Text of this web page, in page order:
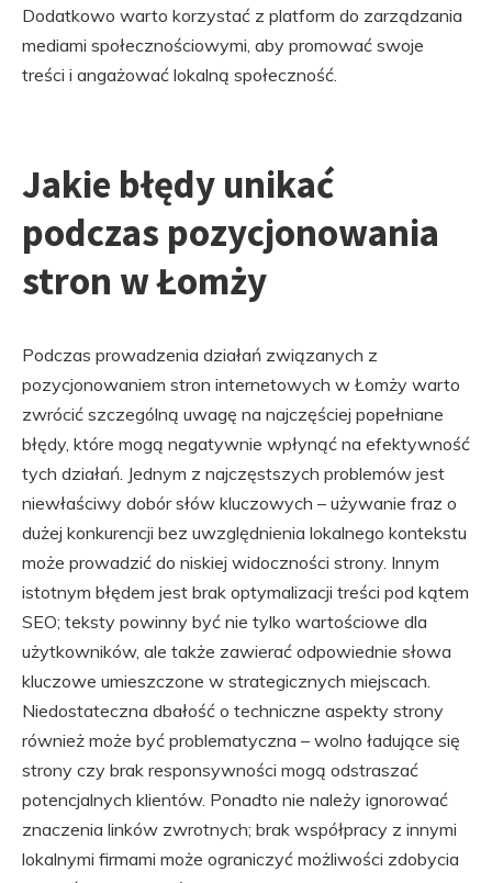
Dodatkowo warto korzystać z platform do zarządzania
mediami społecznościowymi, aby promować swoje
treści i angażować lokalną społeczność.
Jakie błędy unikać
podczas pozycjonowania
stron w Łomży
Podczas prowadzenia działań związanych z
pozycjonowaniem stron internetowych w Łomży warto
zwrócić szczególną uwagę na najczęściej popełniane
błędy, które mogą negatywnie wpłynąć na efektywność
tych działań. Jednym z najczęstszych problemów jest
niewłaściwy dobór słów kluczowych – używanie fraz o
dużej konkurencji bez uwzględnienia lokalnego kontekstu
może prowadzić do niskiej widoczności strony. Innym
istotnym błędem jest brak optymalizacji treści pod kątem
SEO; teksty powinny być nie tylko wartościowe dla
użytkowników, ale także zawierać odpowiednie słowa
kluczowe umieszczone w strategicznych miejscach.
Niedostateczna dbałość o techniczne aspekty strony
również może być problematyczna – wolno ładujące się
strony czy brak responsywności mogą odstraszać
potencjalnych klientów. Ponadto nie należy ignorować
znaczenia linków zwrotnych; brak współpracy z innymi
lokalnymi firmami może ograniczyć możliwości zdobycia